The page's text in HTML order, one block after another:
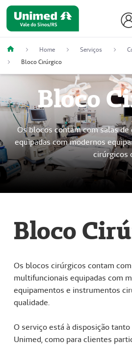
Home Serviços
Bloco Cirúrgico
Bloco
Os blocos contam com salas
equipadas com modernos
cirúrgicos
Bloco
Os blocos cirúrgicos contam
multifuncionais equipadas com
equipamentos e instrumentos
qualidade.
O serviço está à disposição
Unimed, como para clientes